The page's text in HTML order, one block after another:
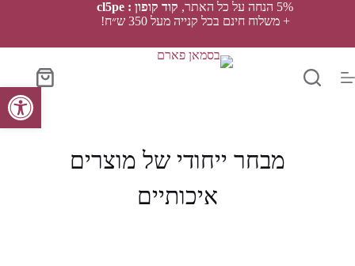
פתח סרגל נגישות
5% הנחה על כל האתר,
קוד קופון : cl5pe
+ משלוח חינם בכל קנייה מעל 350 ש״ח!
סל
הקניות
מבחר ייחודי של מוצרים
איכותיים